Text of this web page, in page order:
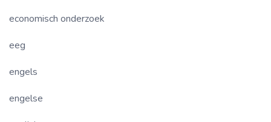
economisch onderzoek
eeg
engels
engelse